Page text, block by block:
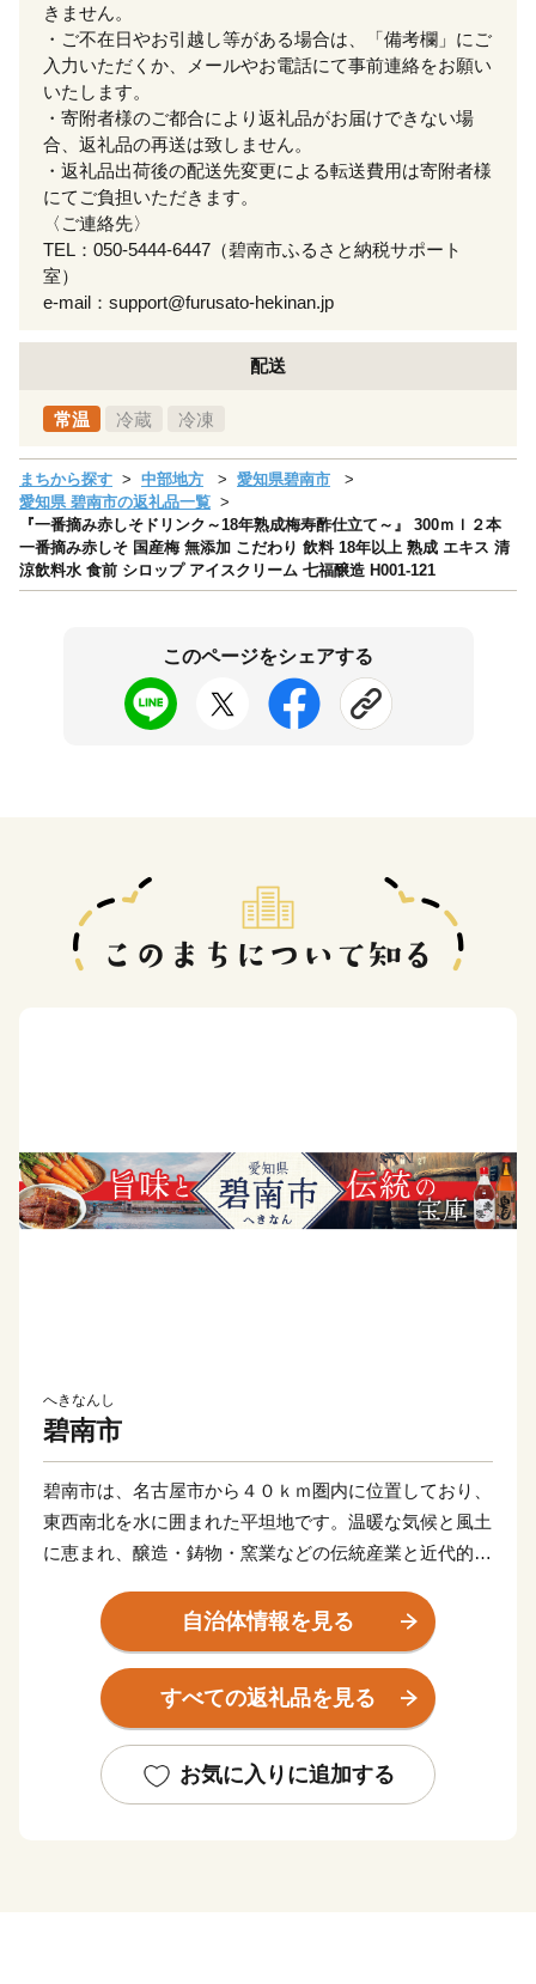
きません。
・ご不在日やお引越し等がある場合は、「備考欄」にご
入力いただくか、メールやお電話にて事前連絡をお願い
いたします。
・寄附者様のご都合により返礼品がお届けできない場
合、返礼品の再送は致しません。
・返礼品出荷後の配送先変更による転送費用は寄附者様
にてご負担いただきます。
〈ご連絡先〉
TEL：050-5444-6447（碧南市ふるさと納税サポート
室）
e-mail：support@furusato-hekinan.jp
配送
常温 冷蔵 冷凍
まちから探す 中部地方
愛知県碧南市
愛知県 碧南市の返礼品一覧
『一番摘み赤しそドリンク～18年熟成梅寿酢仕立て～』 300ｍｌ２本
一番摘み赤しそ 国産梅 無添加 こだわり 飲料 18年以上 熟成 エキス 清
涼飲料水 食前 シロップ アイスクリーム 七福醸造 H001-121
このページをシェアする
へきなんし
碧南市
碧南市は、名古屋市から４０ｋｍ圏内に位置しており、
東西南北を水に囲まれた平坦地です。温暖な気候と風土
に恵まれ、醸造・鋳物・窯業などの伝統産業と近代的な
と調和のとれた産業構造となっています。
自治体情報を見る
すべての返礼品を見る
お気に入りに追加する